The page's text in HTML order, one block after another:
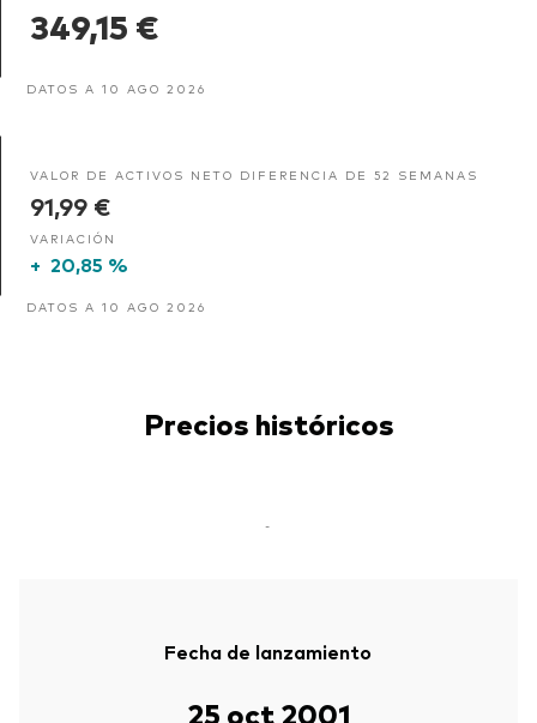
349,15 €
DATOS A 10 AGO 2026
VALOR DE ACTIVOS NETO DIFERENCIA DE 52 SEMANAS
91,99 €
VARIACIÓN
+ 20,85 %
DATOS A 10 AGO 2026
Precios históricos
-
Fecha de lanzamiento
25 oct 2001